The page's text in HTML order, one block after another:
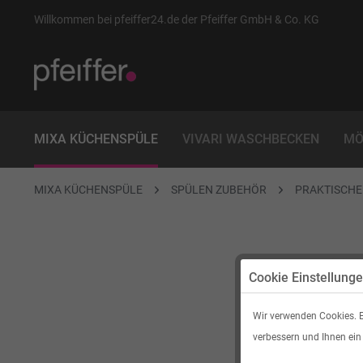
Willkommen bei pfeiffer24.de der Pfeiffer GmbH & Co. KG
MIXA KÜCHENSPÜLE VIVARI WASCHBECKEN
MIXA KÜCHENSPÜLE SPÜLEN ZUBEHÖR
Cookie
Wir verwenden Cookies.
verbessern und Ihnen